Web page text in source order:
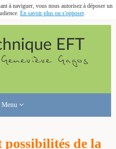
à naviguer, vous nous autorisez à déposer un
En savoir plus ou s'opposer.
possibilités de la